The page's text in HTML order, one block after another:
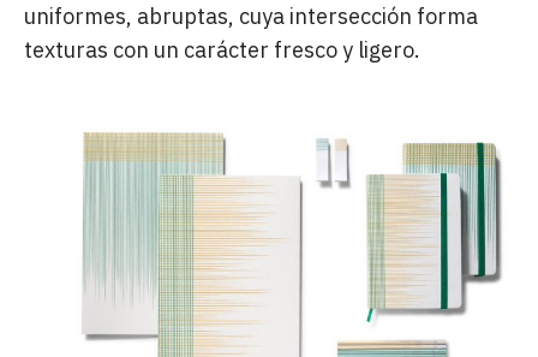
uniformes, abruptas, cuya intersección forma
texturas con un carácter fresco y ligero.